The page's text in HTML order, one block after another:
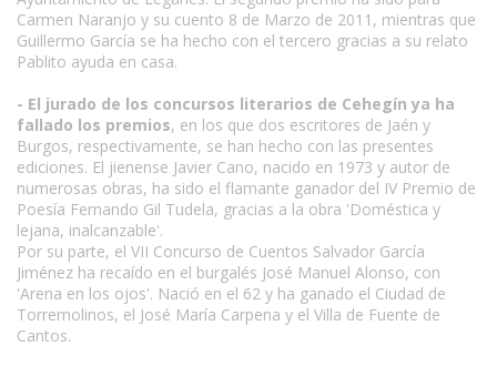
Carmen Naranjo y su cuento 8 de Marzo de 2011, mientras que
Guillermo García se ha hecho con el tercero gracias a su relato
Pablito ayuda en casa.
- El jurado de los concursos literarios de Cehegín ya ha
fallado los premios, en los que dos escritores de Jaén y
Burgos, respectivamente, se han hecho con las presentes
ediciones. El jienense Javier Cano, nacido en 1973 y autor de
numerosas obras, ha sido el flamante ganador del IV Premio de
Poesía Fernando Gil Tudela, gracias a la obra 'Doméstica y
lejana, inalcanzable'.
Por su parte, el VII Concurso de Cuentos Salvador García
Jiménez ha recaído en el burgalés José Manuel Alonso, con
'Arena en los ojos'. Nació en el 62 y ha ganado el Ciudad de
Torremolinos, el José María Carpena y el Villa de Fuente de
Cantos.